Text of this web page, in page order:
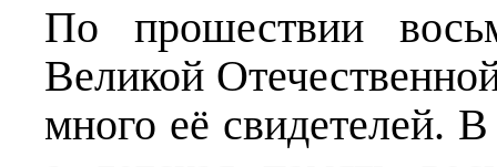
По прошествии
Великой
много её свидетелей.